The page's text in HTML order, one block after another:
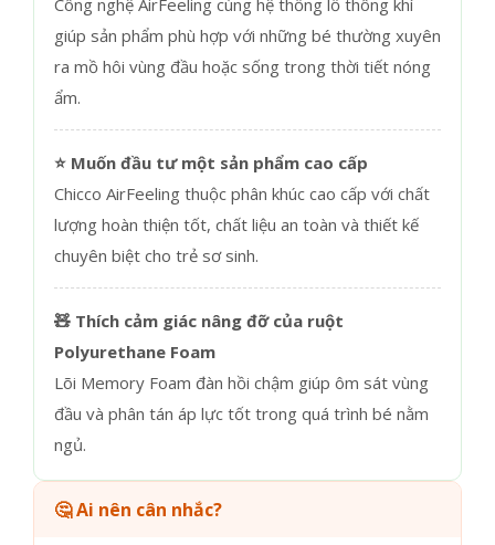
giúp sản phẩm phù hợp với những bé thường xuyên
ra mồ hôi vùng đầu hoặc sống trong thời tiết nóng
ẩm.
⭐ Muốn đầu tư một sản phẩm cao cấp
Chicco AirFeeling thuộc phân khúc cao cấp với chất
lượng hoàn thiện tốt, chất liệu an toàn và thiết kế
chuyên biệt cho trẻ sơ sinh.
🧸 Thích cảm giác nâng đỡ của ruột
Polyurethane Foam
Lõi Memory Foam đàn hồi chậm giúp ôm sát vùng
đầu và phân tán áp lực tốt trong quá trình bé nằm
ngủ.
🤔 Ai nên cân nhắc?